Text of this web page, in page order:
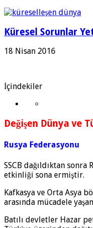
Küresel Sorunlar
18 Nisan 2016
İçindekiler
Değişen Dünya ve
Rusya Federasyonu
SSCB dağıldıktan sonra
etkinliği sona ermiştir.
Kafkasya ve Orta Asya
arasında mücadele
Batılı devletler Hazar